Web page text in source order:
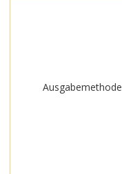
Ausgabemethode